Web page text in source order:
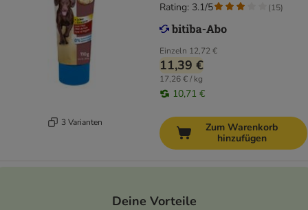
3 Varianten
Einzeln 12,72 €
11,39 €
17,26 € / kg
10,71 €
Rating: 3.1/5 (15)
Zum Warenkorb
hinzufügen
Deine Vorteile